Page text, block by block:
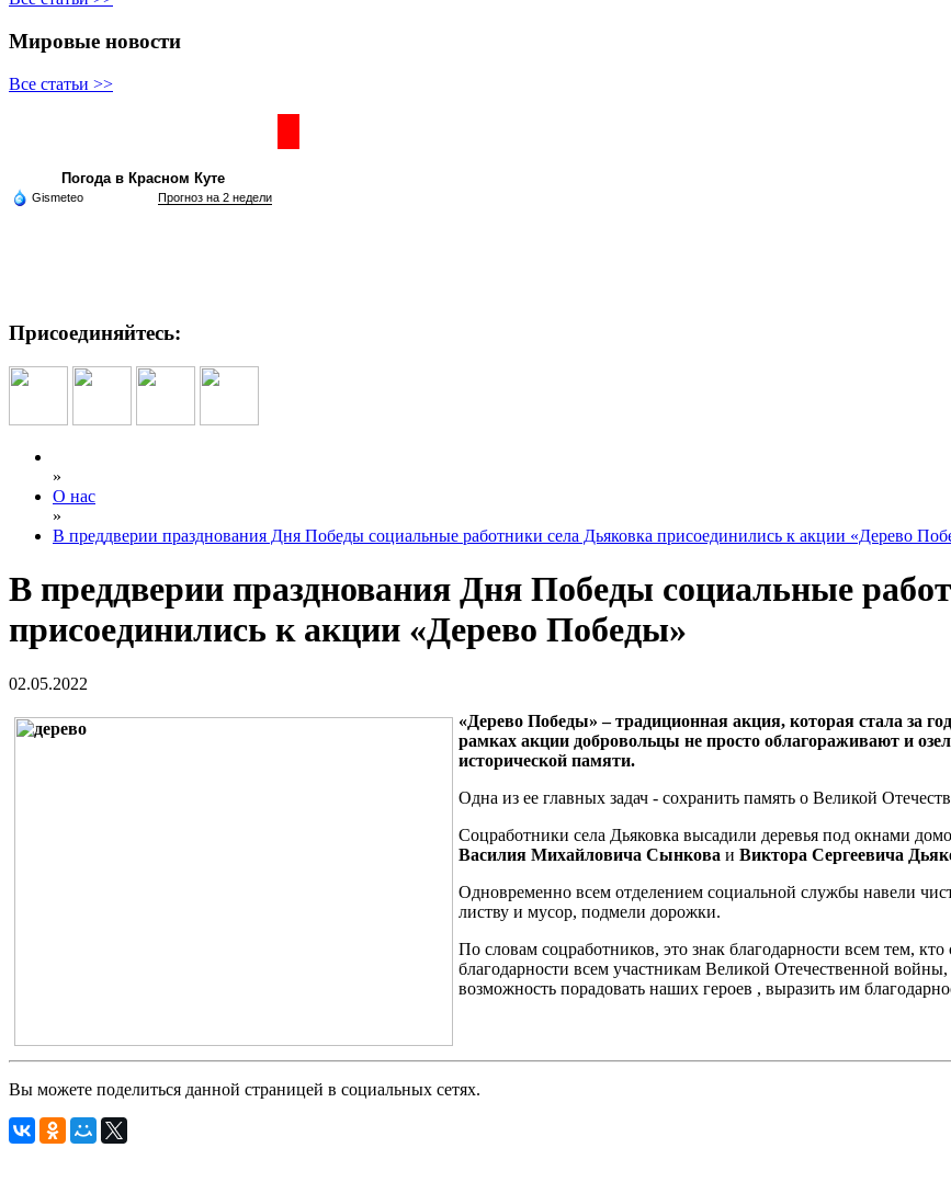
Мировые новости
Все статьи >>
Погода в Красном Куте
Gismeteo Прогноз на 2 недели
Присоединяйтесь:
»
О нас
»
В преддверии празднования Дня Победы социальные работники села Дьяковка присоединились к акции «Дерево
В преддверии празднования Дня Победы социальные
присоединились к акции «Дерево Победы»
02.05.2022
«Дерево Победы» – традиционная акция, которая стала за
рамках акции добровольцы не просто облагораживают и
исторической памяти.
Одна из ее главных задач - сохранить память о Великой
Соцработники села Дьяковка высадили деревья под окнами
Василия Михайловича Сынкова и Виктора Сергеевича
Одновременно всем отделением социальной службы навели
листву и мусор, подмели дорожки.
По словам соцработников, это знак благодарности всем тем,
благодарности всем участникам Великой Отечественной
возможность порадовать наших героев , выразить им
Вы можете поделиться данной страницей в социальных сетях.